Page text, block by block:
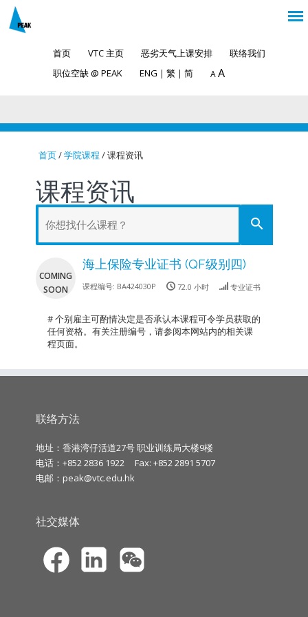
首页 VTC 主页 恶劣天气上课安排
联络我们
职位空缺 @ PEAK
ENG | 繁 | 简 A A
You are here
首页/学院课程 / 课程资讯
课程资讯
search
COMING
SOON
海上保险专业证书 (QF级别四)
课程编号: BA424030P 72.0 小时 专业证书
# 个别雇主可酌情决定是否承认本课程可令学员获取的
任何资格。有关注册编号，请参阅本网站内的相关课
程页面。
联络方法
地址：香港湾仔活道27号 职业训练局大楼9楼
电话：+852 2836 1922
Fax: +852 2891 5707
电邮： peak@vtc.edu.hk
社交媒体